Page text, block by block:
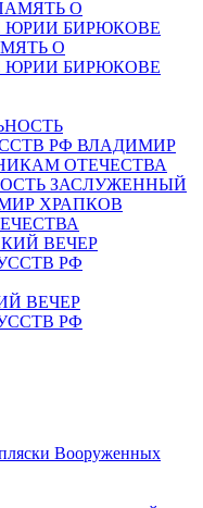
О
ЮРИИ БИРЮКОВЕ
ЗАСЛУЖЕННЫЙ
ХРАПКОВ
ВЕЧЕР
РФ
Вооруженных